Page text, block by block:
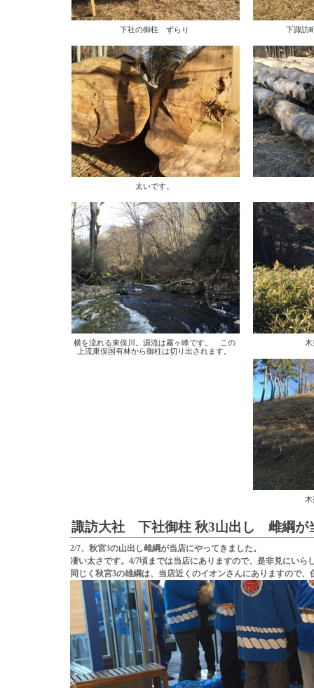
下社の御柱 ずらり 下諏訪
太いです。
横を流れる東俣川。源流は霧ヶ峰です。 この
上流東俣国有林から御柱は切り出されます。
諏訪大社 下社御柱 秋3山出し 雌綱が
2/7、秋宮3の山出し雌綱が当店にやってきました。
凄い太さです。4/7頃までは当店にありますので、是非見にいら
同じく秋宮3の雄綱は、当店近くのイオンさんにありますので、